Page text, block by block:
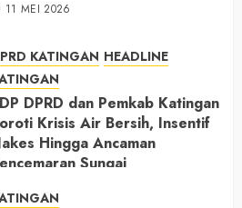
11 MEI 2026
KATINGAN HEADLINE
DPRD dan Pemkab Katingan
Krisis Air Bersih, Insentif
Hingga Ancaman
Sungai